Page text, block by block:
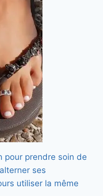
pour prendre soin de
ses
utiliser la même